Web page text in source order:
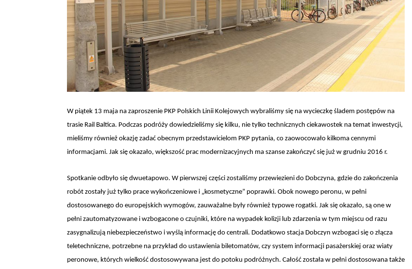
W piątek 13 maja na zaproszenie PKP Polskich Linii Kolejowych wybraliśmy się na wycieczkę śladem postępów na
trasie Rail Baltica. Podczas podróży dowiedzieliśmy się kilku, nie tylko technicznych ciekawostek na temat inwestycji,
mieliśmy również okazję zadać obecnym przedstawicielom PKP pytania, co zaowocowało kilkoma cennymi
informacjami. Jak się okazało, większość prac modernizacyjnych ma szanse zakończyć się już w grudniu 2016 r.
Spotkanie odbyło się dwuetapowo. W pierwszej części zostaliśmy przewiezieni do Dobczyna, gdzie do zakończenia
robót zostały już tylko prace wykończeniowe i „kosmetyczne” poprawki. Obok nowego peronu, w pełni
dostosowanego do europejskich wymogów, zauważalne były również typowe rogatki. Jak się okazało, są one w
pełni zautomatyzowane i wzbogacone o czujniki, które na wypadek kolizji lub zdarzenia w tym miejscu od razu
zasygnalizują niebezpieczeństwo i wyślą informację do centrali. Dodatkowo stacja Dobczyn wzbogaci się o złącza
teletechniczne, potrzebne na przykład do ustawienia biletomatów, czy system informacji pasażerskiej oraz wiaty
peronowe, których wielkość dostosowywana jest do potoku podróżnych. Całość została w pełni dostosowana także